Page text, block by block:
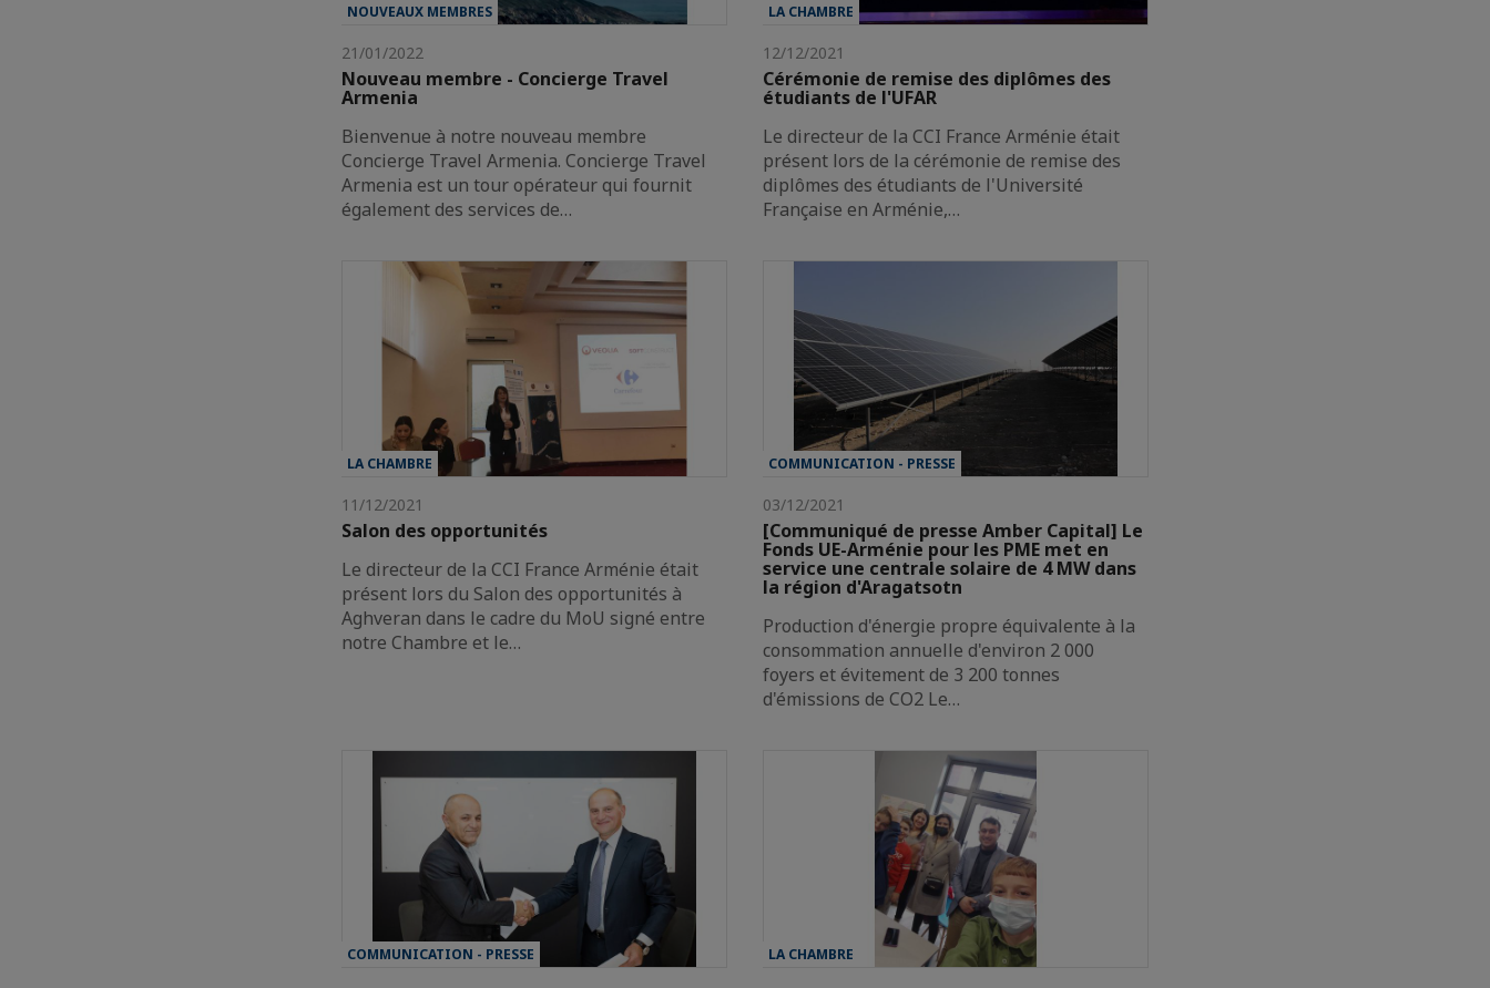
NOUVEAUX MEMBRES
21/01/2022
Nouveau membre - Concierge Travel
Armenia
Bienvenue à notre nouveau membre
Concierge Travel Armenia. Concierge Travel
Armenia est un tour opérateur qui fournit
également des services de…
LA CHAMBRE
12/12/2021
Cérémonie de remise des diplômes des
étudiants de l'UFAR
Le directeur de la CCI France Arménie était
présent lors de la cérémonie de remise des
diplômes des étudiants de l'Université
Française en Arménie,…
LA CHAMBRE
11/12/2021
Salon des opportunités
Le directeur de la CCI France Arménie était
présent lors du Salon des opportunités à
Aghveran dans le cadre du MoU signé entre
notre Chambre et le…
COMMUNICATION - PRESSE
03/12/2021
[Communiqué de presse Amber Capital] Le
Fonds UE-Arménie pour les PME met en
service une centrale solaire de 4 MW dans
la région d'Aragatsotn
Production d'énergie propre équivalente à la
consommation annuelle d'environ 2 000
foyers et évitement de 3 200 tonnes
d'émissions de CO2 Le…
COMMUNICATION - PRESSE LA CHAMBRE